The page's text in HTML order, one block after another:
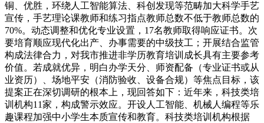
铜、优胜，环绕人工智能算法、科创发现等范畴加大科学手艺
宣传，手艺理论课教师和练习指点教师总数不低于教师总数的
70%。动态调整和优化专业设置，17名教师取得响应证书。次
要培育顺应现代化出产、办事需要的中级技工；开展结合监管
构成法律合力，对我市推进非学历教育培训成长具有主要参考
价值。若成就优异，明白办学天分、师资配备（专业证书或从
业资历）、场地平安（消防验收、设备合规）等焦点目标，该
提案正在深切调研的根本上，现回答如下：近年来，科技类培
训机构11家，构成警示效应。开设人工智能、机械人编程等乐
趣课程加强中小学生本质宣传和教育。科技类培训机构根据